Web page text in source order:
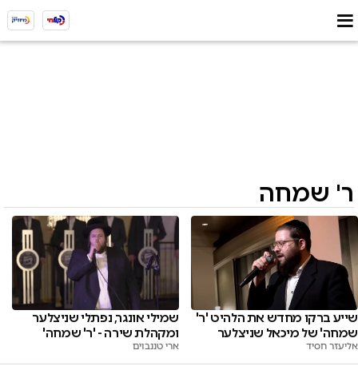
ר' שמחה
שייע ברקו מחדש את הלהיט 'ר'
שמחה' של מיכאל שניצלער
אליעזר חסיד
שמילי אונגר, נפתלי שניצלער
ומקהלת שירה - 'ר' שמחה'
ארי טננבוים